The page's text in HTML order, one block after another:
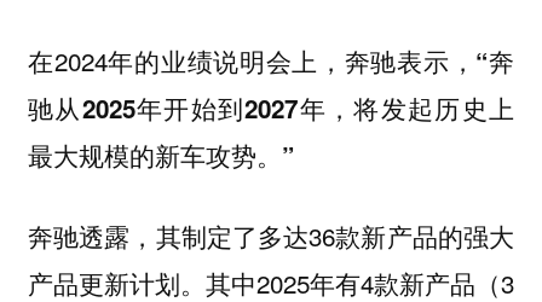
在2024年的业绩说明会上， 奔驰表示，“奔
驰从2025年开始到2027年，将发起历史上
最大规模的新车攻势。”
奔驰透露，其制定了多达36款新产品的强大
产品更新计划。其中2025年有4款新产品（3